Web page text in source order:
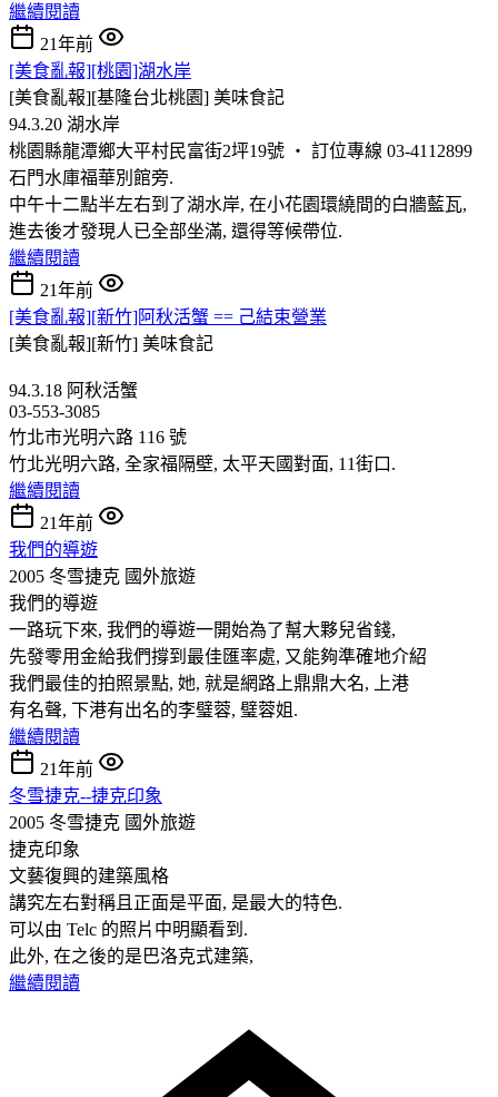
繼續閱讀
21年前
[美食亂報][桃園]湖水岸
[美食亂報][基隆台北桃園] 美味食記
94.3.20 湖水岸
桃園縣龍潭鄉大平村民富街2坪19號 ‧ 訂位專線 03-4112899
石門水庫福華別館旁.
中午十二點半左右到了湖水岸, 在小花園環繞間的白牆藍瓦,
進去後才發現人已全部坐滿, 還得等候帶位.
繼續閱讀
21年前
[美食亂報][新竹]阿秋活蟹 == 己結束營業
[美食亂報][新竹] 美味食記
94.3.18 阿秋活蟹
03-553-3085
竹北市光明六路 116 號
竹北光明六路, 全家福隔壁, 太平天國對面, 11街口.
繼續閱讀
21年前
我們的導遊
2005 冬雪捷克 國外旅遊
我們的導遊
一路玩下來, 我們的導遊一開始為了幫大夥兒省錢,
先發零用金給我們撐到最佳匯率處, 又能夠準確地介紹
我們最佳的拍照景點, 她, 就是網路上鼎鼎大名, 上港
有名聲, 下港有出名的李璧蓉, 璧蓉姐.
繼續閱讀
21年前
冬雪捷克--捷克印象
2005 冬雪捷克 國外旅遊
捷克印象
文藝復興的建築風格
講究左右對稱且正面是平面, 是最大的特色.
可以由 Telc 的照片中明顯看到.
此外, 在之後的是巴洛克式建築,
繼續閱讀